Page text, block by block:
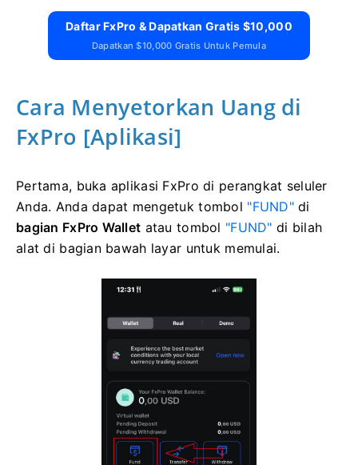
Daftar FxPro & Dapatkan Gratis $10,000
Dapatkan $10,000 Gratis Untuk Pemula
Cara Menyetorkan Uang di
FxPro [Aplikasi]
Pertama, buka aplikasi FxPro di perangkat seluler
Anda. Anda dapat mengetuk tombol "FUND"di
bagian FxPro Wallet atau tombol "FUND" di bilah
alat di bagian bawah layar untuk memulai.